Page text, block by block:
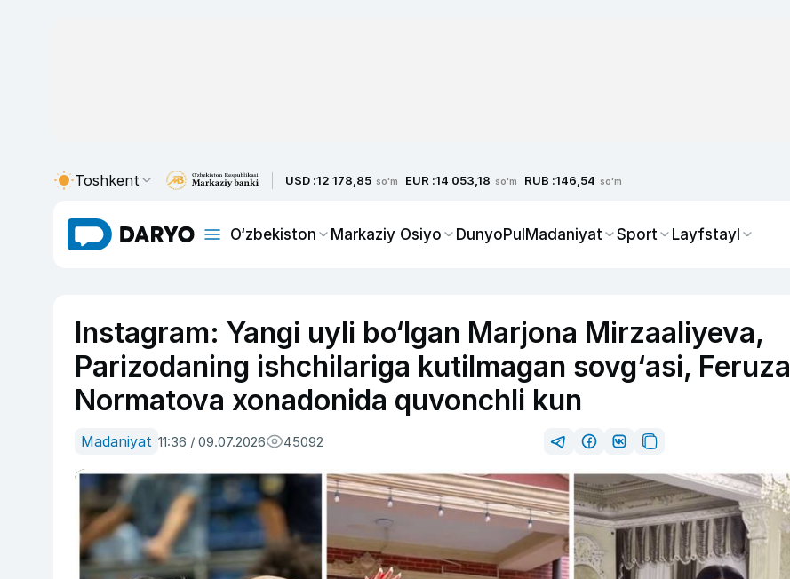
Toshkent USD :12 178,85 so'm EUR :14 053,18 so'm RUB :146,54 so'm
O‘zbekiston Markaziy Osiyo DunyoPulMadaniyat Sport Layfstayl
Instagram: Yangi uyli bo‘lgan Marjona Mirzaaliyeva,
Parizodaning ishchilariga kutilmagan sovg‘asi, Feruza
Normatova xonadonida quvonchli kun
Madaniyat 11:36 / 09.07.2026 45092